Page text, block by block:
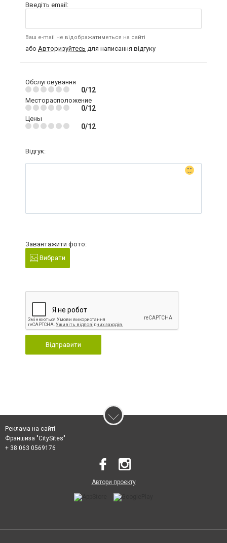
Введіть email:
Ваш e-mail не відображатиметься на сайті
або Авторизуйтесь для написання відгуку
Обслуговування
0/12
Месторасположение
0/12
Цены
0/12
Відгук:
Завантажити фото:
Вибрати
Відправити
Реклама на сайті
Франшиза "CitySites"
+ 38 063 0569176
Автори проєкту